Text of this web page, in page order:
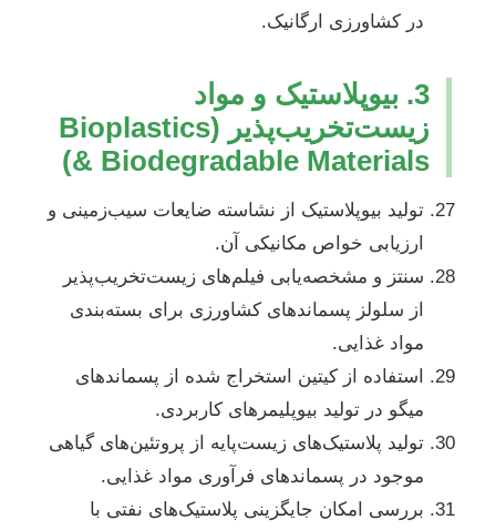
در کشاورزی ارگانیک.
3. بیوپلاستیک و مواد
زیست‌تخریب‌پذیر (Bioplastics
& Biodegradable Materials)
تولید بیوپلاستیک از نشاسته ضایعات سیب‌زمینی و
ارزیابی خواص مکانیکی آن.
سنتز و مشخصه‌یابی فیلم‌های زیست‌تخریب‌پذیر
از سلولز پسماندهای کشاورزی برای بسته‌بندی
مواد غذایی.
استفاده از کیتین استخراج شده از پسماندهای
میگو در تولید بیوپلیمرهای کاربردی.
تولید پلاستیک‌های زیست‌پایه از پروتئین‌های گیاهی
موجود در پسماندهای فرآوری مواد غذایی.
بررسی امکان جایگزینی پلاستیک‌های نفتی با